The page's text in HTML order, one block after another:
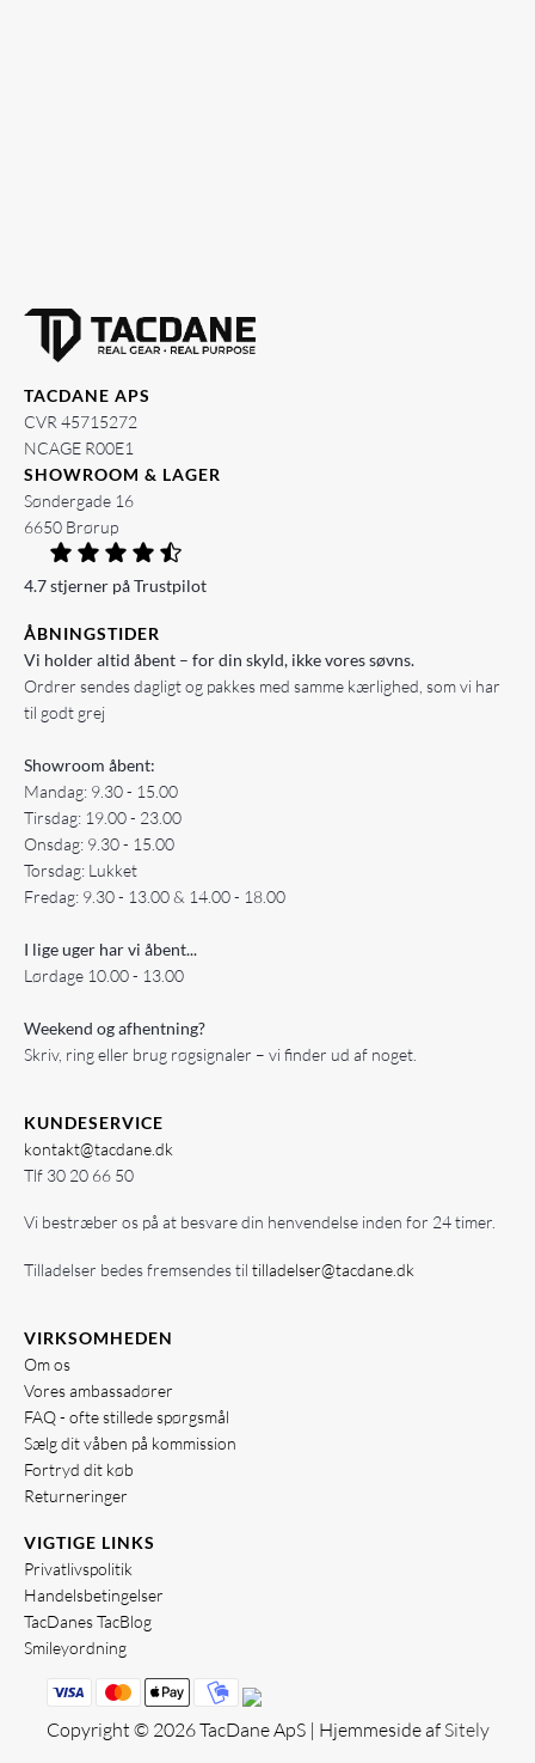
TACDANE APS
CVR 45715272
NCAGE R00E1
SHOWROOM & LAGER
Søndergade 16
6650 Brørup
4.7 stjerner på Trustpilot
ÅBNINGSTIDER
Vi holder altid åbent – for din skyld, ikke vores søvns.
Ordrer sendes dagligt og pakkes med samme kærlighed, som vi har
til godt grej
Showroom åbent:
Mandag: 9.30 - 15.00
Tirsdag: 19.00 - 23.00
Onsdag: 9.30 - 15.00
Torsdag: Lukket
Fredag: 9.30 - 13.00 & 14.00 - 18.00
I lige uger har vi åbent...
Lørdage 10.00 - 13.00
Weekend og afhentning?
Skriv, ring eller brug røgsignaler – vi finder ud af noget.
KUNDESERVICE
kontakt@tacdane.dk
Tlf 30 20 66 50
Vi bestræber os på at besvare din henvendelse inden for 24 timer.
Tilladelser bedes fremsendes til tilladelser@tacdane.dk
VIRKSOMHEDEN
Om os
Vores ambassadører
FAQ - ofte stillede spørgsmål
Sælg dit våben på kommission
Fortryd dit køb
Returneringer
VIGTIGE LINKS
Privatlivspolitik
Handelsbetingelser
TacDanes TacBlog
Smileyordning
Copyright © 2026 TacDane ApS | Hjemmeside af Sitely